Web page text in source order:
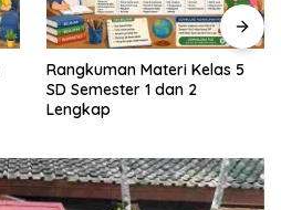
Rangkuman Materi Kelas 5
SD Semester 1 dan 2
Lengkap